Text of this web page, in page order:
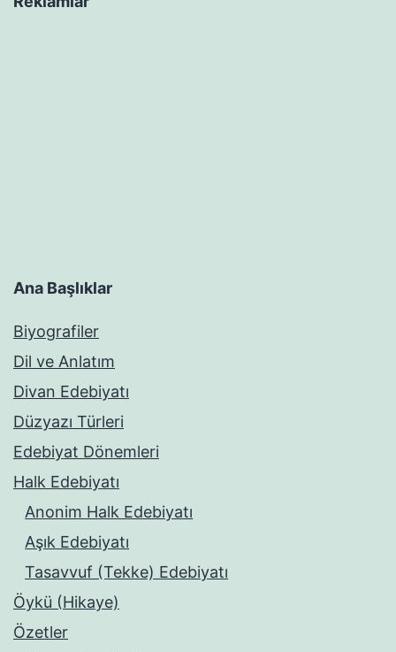
Ana Başlıklar
Biyografiler
Dil ve Anlatım
Divan Edebiyatı
Düzyazı Türleri
Edebiyat Dönemleri
Halk Edebiyatı
Anonim Halk Edebiyatı
Aşık Edebiyatı
Tasavvuf (Tekke) Edebiyatı
Öykü (Hikaye)
Özetler